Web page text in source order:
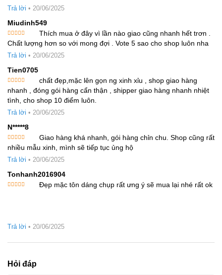
Trả lời • 20/06/2025
Miudinh549
Được xếp
hạng5 5
sao
Thích mua ở đây vì lần nào giao cũng nhanh hết trơn .
Chất lượng hơn so với mong đợi . Vote 5 sao cho shop luôn nha
Trả lời • 20/06/2025
Tien0705
Được xếp
hạng55
sao
chất đẹp,mặc lên gọn ng xinh xỉu , shop giao hàng
nhanh , đóng gói hàng cẩn thận , shipper giao hàng nhanh nhiệt
tình, cho shop 10 điểm luôn.
Trả lời • 20/06/2025
N*****8
Được xếp
hạng55
sao
Giao hàng khá nhanh, gói hàng chỉn chu. Shop cũng rất
nhiều mẫu xinh, mình sẽ tiếp tục ủng hộ
Trả lời • 20/06/2025
Tonhanh2016904
Đẹp mặc tôn dáng chụp rất ưng ý sẽ mua lại nhé rất ok
Trả lời • 20/06/2025
Hỏi đáp